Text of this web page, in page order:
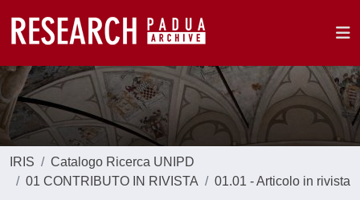
IRIS
Catalogo Ricerca UNIPD
01 CONTRIBUTO IN RIVISTA
01.01 - Articolo in rivista